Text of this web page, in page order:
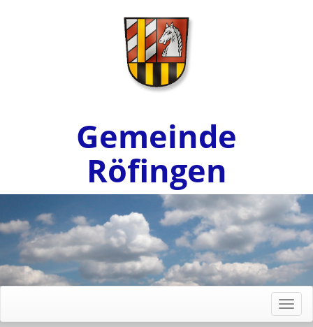
Gemeinde
Röfingen